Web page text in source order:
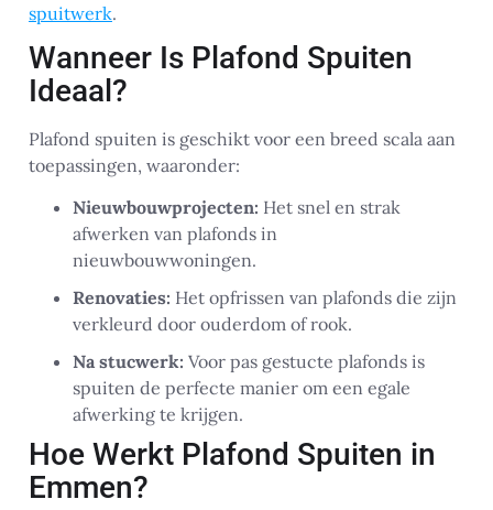
spuitwerk.
Wanneer Is Plafond Spuiten
Ideaal?
Plafond spuiten is geschikt voor een breed scala aan
toepassingen, waaronder:
Nieuwbouwprojecten: Het snel en strak
afwerken van plafonds in
nieuwbouwwoningen.
Renovaties: Het opfrissen van plafonds die zijn
verkleurd door ouderdom of rook.
Na stucwerk: Voor pas gestucte plafonds is
spuiten de perfecte manier om een egale
afwerking te krijgen.
Hoe Werkt Plafond Spuiten in
Emmen?